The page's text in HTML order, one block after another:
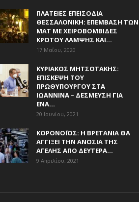
ΠΛΑΤΕΊΕΣ ΕΠΕΙΣΌΔΙΑ
ΘΕΣΣΑΛΟΝΊΚΗ: ΕΠΈΜΒΑΣΗ ΤΩΝ
ΜΑΤ ΜΕ ΧΕΙΡΟΒΟΜΒΊΔΕΣ
ΚΡΌΤΟΥ ΛΆΜΨΗΣ ΚΑΙ...
17 Μαΐου, 2020
ΚΥΡΙΆΚΟΣ ΜΗΤΣΟΤΆΚΗΣ:
ΕΠΊΣΚΕΨΗ ΤΟΥ
ΠΡΩΘΥΠΟΥΡΓΟΎ ΣΤΑ
ΙΩΆΝΝΙΝΑ – ΔΈΣΜΕΥΣΗ ΓΙΑ
ΈΝΑ...
20 Ιουνίου, 2021
ΚΟΡΟΝΟΪΌΣ: Η ΒΡΕΤΑΝΊΑ ΘΑ
ΑΓΓΊΞΕΙ ΤΗΝ ΑΝΟΣΊΑ ΤΗΣ
ΑΓΈΛΗΣ ΑΠΌ ΔΕΥΤΈΡΑ...
9 Απριλίου, 2021